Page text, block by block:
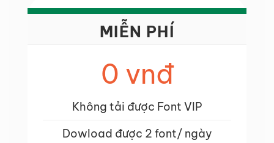
MIỄN PHÍ
0 vnđ
Không tải được Font VIP
Dowload được 2 font/ ngày